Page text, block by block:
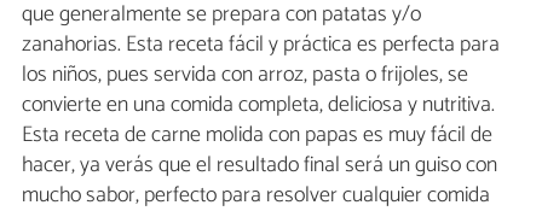
que generalmente se prepara con patatas y/o
zanahorias. Esta receta fácil y práctica es perfecta para
los niños, pues servida con arroz, pasta o frijoles, se
convierte en una comida completa, deliciosa y nutritiva.
Esta receta de carne molida con papas es muy fácil de
hacer, ya verás que el resultado final será un guiso con
mucho sabor, perfecto para resolver cualquier comida